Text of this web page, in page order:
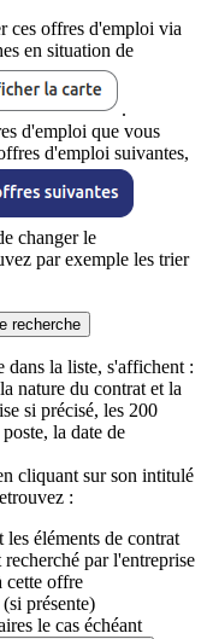
ces offres d'emploi via
en situation de
.
d'emploi que vous
d'emploi suivantes,
changer le
par exemple les trier
recherche
dans la liste, s'affichent :
nature du contrat et la
si précisé, les 200
la date de
cliquant sur son intitulé
:
les éléments de contrat
par l'entreprise
cette offre
présente)
le cas échéant